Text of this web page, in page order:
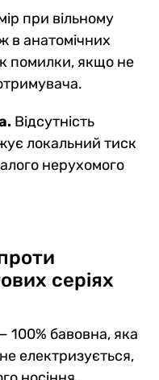
при вільному
в анатомічних
помилки, якщо не
Відсутність
локальний тиск
нерухомого
серіях
100% бавовна, яка
електризується,